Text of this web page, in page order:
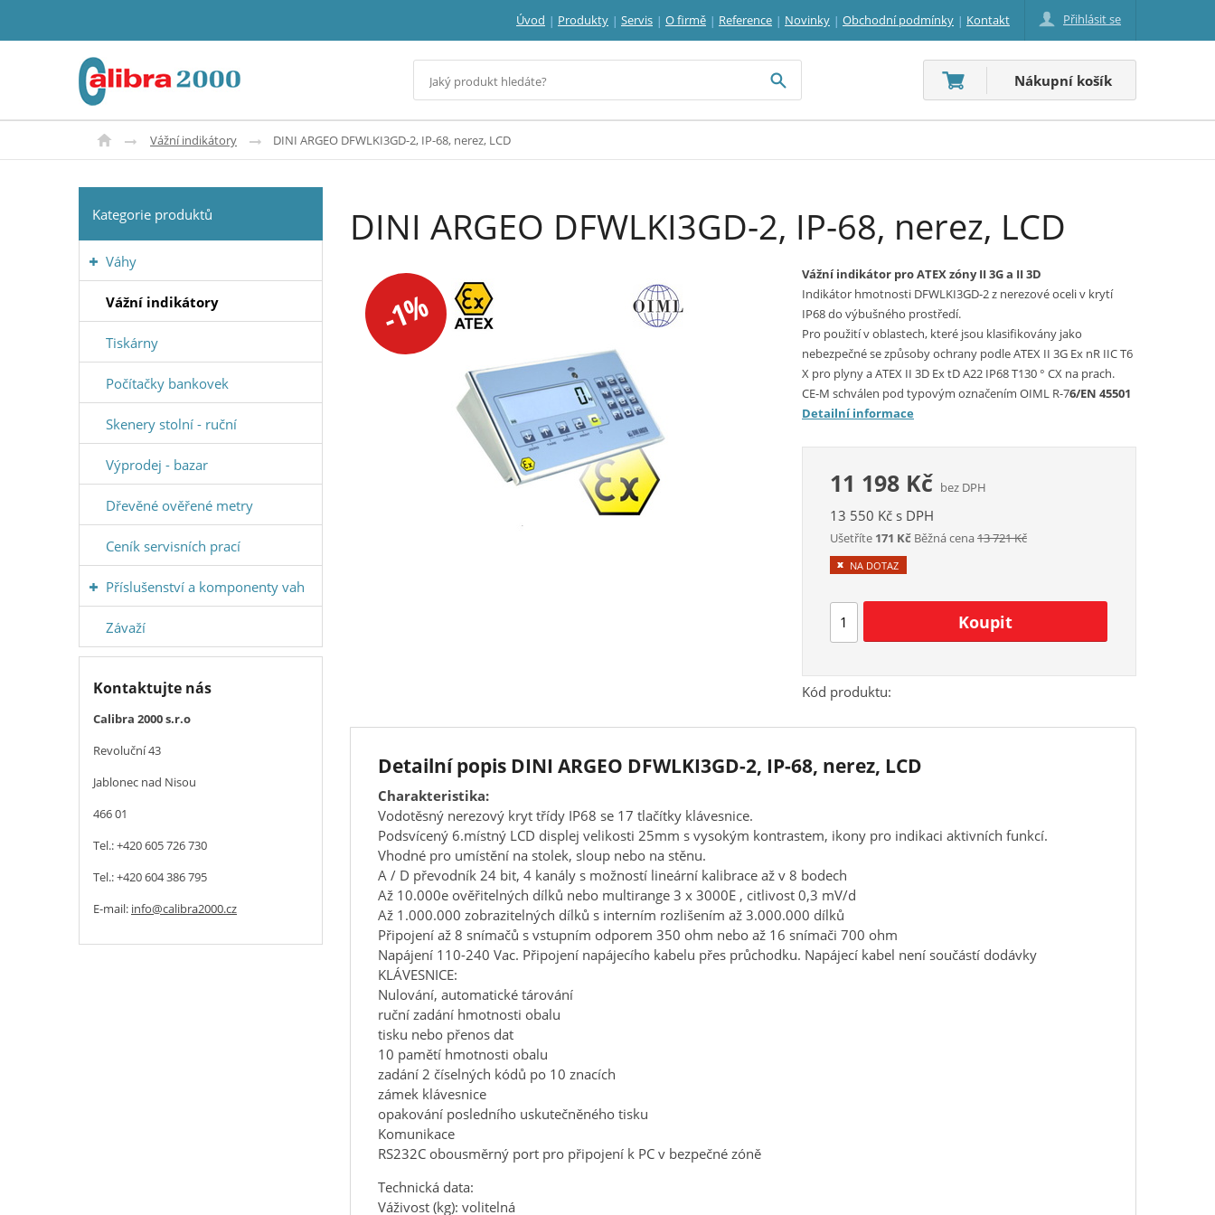
Úvod Produkty Servis O firmě Reference Novinky Obchodní podmínky Kontakt Přihlásit se
Nákupní košík
Vážní indikátory DINI ARGEO DFWLKI3GD-2, IP-68, nerez, LCD
DINI ARGEO DFWLKI3GD-2, IP-68, nerez, LCD
-1%
Vážní indikátor pro ATEX zóny II 3G a II 3D
Indikátor hmotnosti DFWLKI3GD-2 z nerezové oceli v krytí
IP68 do výbušného prostředí.
Pro použití v oblastech, které jsou klasifikovány jako
nebezpečné se způsoby ochrany podle ATEX II 3G Ex nR IIC T6
X pro plyny a ATEX II 3D Ex tD A22 IP68 T130 ° CX na prach.
CE-M schválen pod typovým označením OIML R-76/EN 45501
Detailní informace
11 198 Kč bez DPH
13 550 Kč s DPH
Ušetříte 171 Kč Běžná cena13 721 Kč
NA DOTAZ
Kód produktu:
Detailní popis DINI ARGEO DFWLKI3GD-2, IP-68, nerez, LCD
Charakteristika:
Vodotěsný nerezový kryt třídy IP68 se 17 tlačítky klávesnice.
Podsvícený 6.místný LCD displej velikosti 25mm s vysokým kontrastem, ikony pro indikaci aktivních funkcí.
Vhodné pro umístění na stolek, sloup nebo na stěnu.
A / D převodník 24 bit, 4 kanály s možností lineární kalibrace až v 8 bodech
Až 10.000e ověřitelných dílků nebo multirange 3 x 3000E , citlivost 0,3 mV/d
Až 1.000.000 zobrazitelných dílků s interním rozlišením až 3.000.000 dílků
Připojení až 8 snímačů s vstupním odporem 350 ohm nebo až 16 snímači 700 ohm
Napájení 110-240 Vac. Připojení napájecího kabelu přes průchodku. Napájecí kabel není součástí dodávky
KLÁVESNICE:
Nulování, automatické tárování
ruční zadání hmotnosti obalu
tisku nebo přenos dat
10 pamětí hmotnosti obalu
zadání 2 číselných kódů po 10 znacích
zámek klávesnice
opakování posledního uskutečněného tisku
Komunikace
RS232C obousměrný port pro připojení k PC v bezpečné zóně
Technická data:
Váživost (kg): volitelná
Kategorie produktů
Váhy
Vážní indikátory
Tiskárny
Počítačky bankovek
Skenery stolní - ruční
Výprodej - bazar
Dřevěné ověřené metry
Ceník servisních prací
Příslušenství a komponenty vah
Závaží
Kontaktujte nás
Calibra 2000 s.r.o
Revoluční 43
Jablonec nad Nisou
466 01
Tel.: +420 605 726 730
Tel.: +420 604 386 795
E-mail: info@calibra2000.cz